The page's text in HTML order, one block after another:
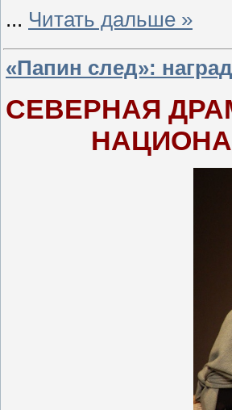
... Читать дальше »
«Папин след»:
СЕВЕРНАЯ